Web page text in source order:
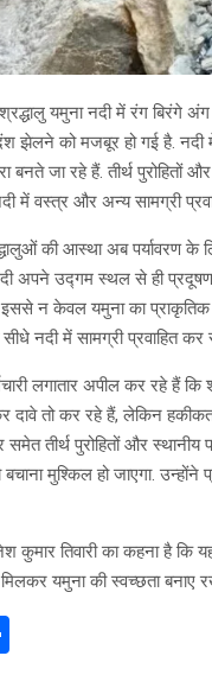
यमुना नदी में रंग
झेलने को मजबूर हो गई है.
बनते जा रहे हैं. तीर्थ
में वस्त्र और अन्य सामग्री
की आस्था अब पर्यावरण के
उद्गम स्थल से ही प्रदूषण
न केवल यमुना का प्राकृतिक
नदी में सामग्री प्रवाहित
लगातार अपील कर रहे
तो कर रहे हैं, लेकिन
तीर्थ पुरोहितों और
बचाना मुश्किल हो जाएगा.
कुमार तिवारी का कहना है
यमुना की स्वच्छता बनाए